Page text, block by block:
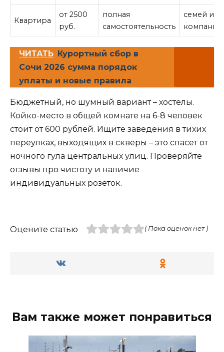
Квартира
от 2500
руб.
полная
самостоятельность
семей или
компании
ЧИТАТЬ Курортный сбор в
Сочи 2026 сумма порядок
уплаты и новые правила
Бюджетный, но шумный вариант – хостелы.
Койко-место в общей комнате на 6-8 человек
стоит от 600 рублей. Ищите заведения в тихих
переулках, выходящих в скверы – это спасет от
ночного гула центральных улиц. Проверяйте
отзывы про чистоту и наличие
индивидуальных розеток.
Оцените статью ( Пока оценок нет )
Вам также может понравиться